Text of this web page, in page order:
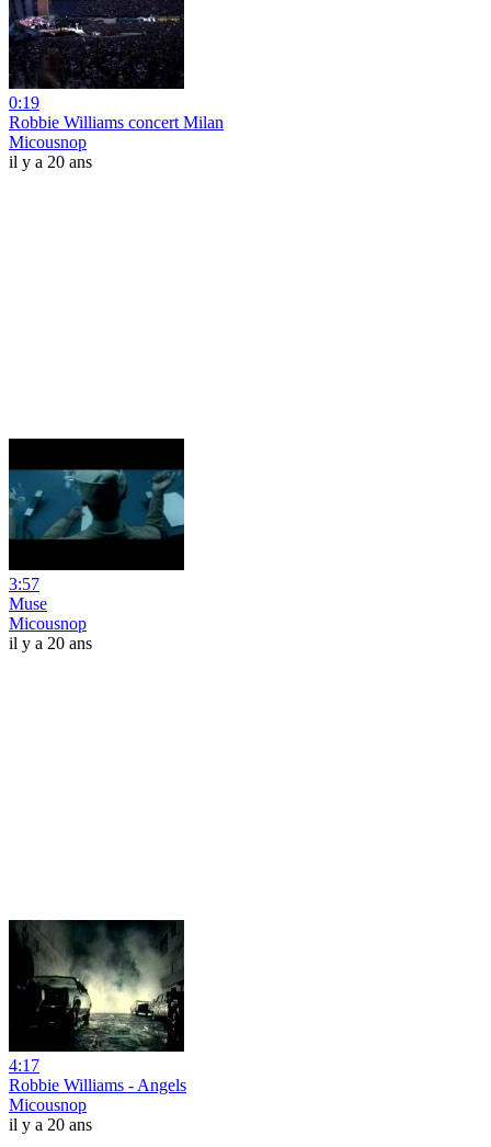
0:19
Robbie Williams concert Milan
Micousnop
il y a 20 ans
3:57
Muse
Micousnop
il y a 20 ans
4:17
Robbie Williams - Angels
Micousnop
il y a 20 ans